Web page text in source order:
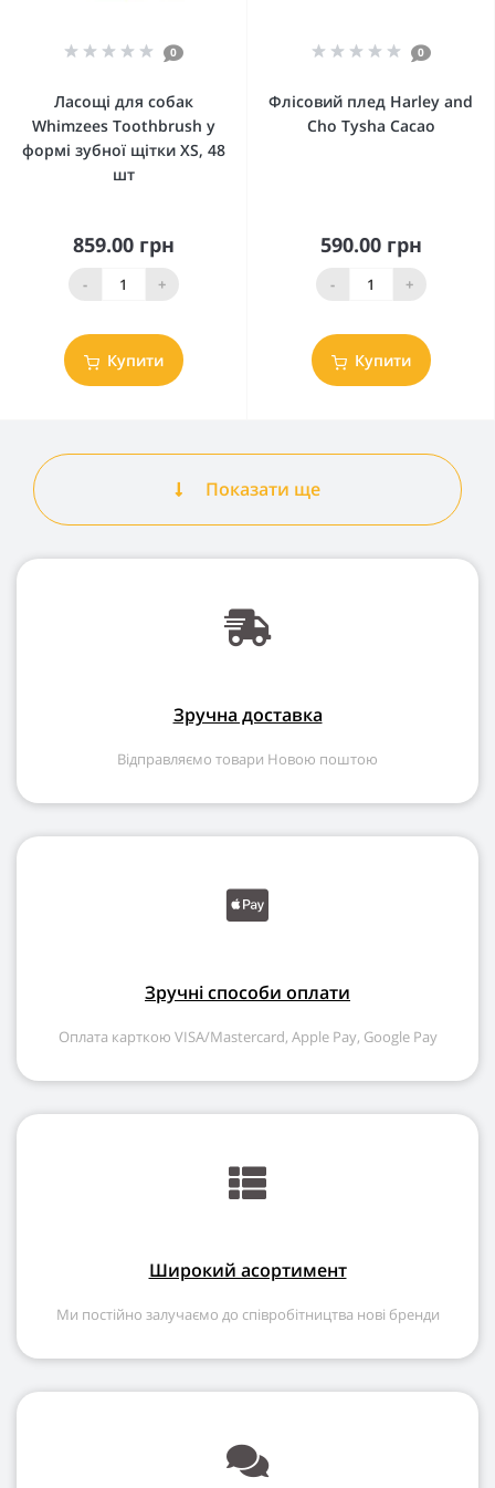
0
Ласощі для собак
Whimzees Toothbrush у
формі зубної щітки XS, 48
шт
859.00 грн
- +
Купити
0
Флісовий плед Harley and
Cho Tysha Cacao
590.00 грн
- +
Купити
Показати ще
Зручна доставка
Відправляємо товари Новою поштою
Зручні способи оплати
Oплата карткою VISA/Mastercard, Apple Pay, Google Pay
Широкий асортимент
Ми постійно залучаємо до співробітництва нові бренди